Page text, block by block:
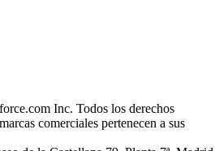
resultados
Inc. Todos los derechos
comerciales pertenecen a sus